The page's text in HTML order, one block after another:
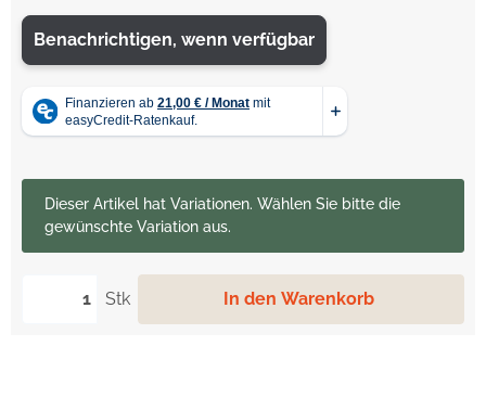
Benachrichtigen, wenn verfügbar
Stk In den Warenkorb
xDieser Artikel hat Variationen. Wählen Sie bitte die
gewünschte Variation aus.